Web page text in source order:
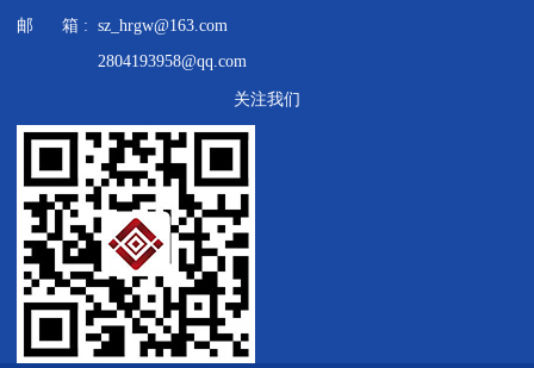
邮 箱 : sz_hrgw@163.com
2804193958@qq.com
关注我们